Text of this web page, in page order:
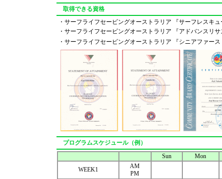
取得できる資格
・サーフライフセービングオーストラリア 『サーフレスキ
・サーフライフセービングオーストラリア 『アドバンスリ
・サーフライフセービングオーストラリア 『シニアファー
プログラムスケジュール（例）
Sun
Mon
WEEK1
AM
PM